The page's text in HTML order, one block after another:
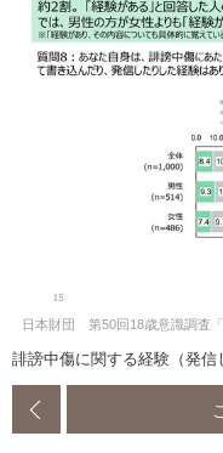
日本財団 第50回18歳意識調査
誹謗中傷に関する経験（発信